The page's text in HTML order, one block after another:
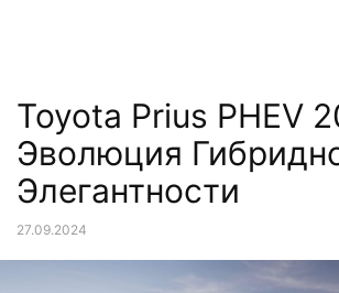
Toyota Prius PHEV
Эволюция
Элегантности
27.09.2024